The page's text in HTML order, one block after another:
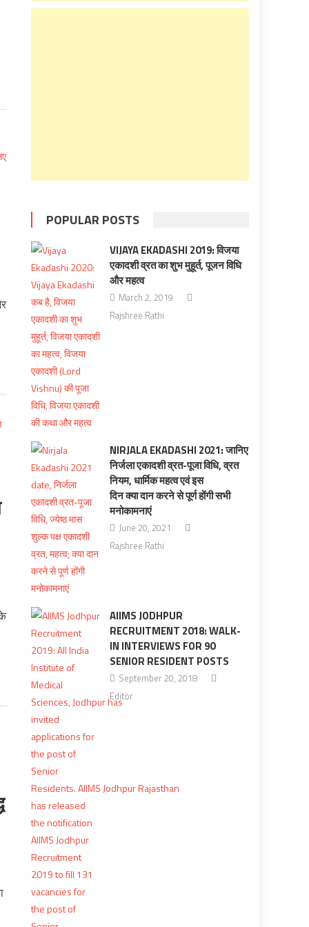
POPULAR POSTS
VIJAYA EKADASHI 2019: विजया
एकादशी व्रत का शुभ मुहूर्त, पूजन विधि
और महत्व
March 2, 2019
Rajshree Rathi
NIRJALA EKADASHI 2021: जानिए
निर्जला एकादशी व्रत-पूजा विधि, व्रत
नियम, धार्मिक महत्व एवं इस
दिन क्या दान करने से पूर्ण होंगी सभी
मनोकामनाएं
June 20, 2021
Rajshree Rathi
AIIMS JODHPUR
RECRUITMENT 2018: WALK-
IN INTERVIEWS FOR 90
SENIOR RESIDENT POSTS
September 20, 2018
Editor